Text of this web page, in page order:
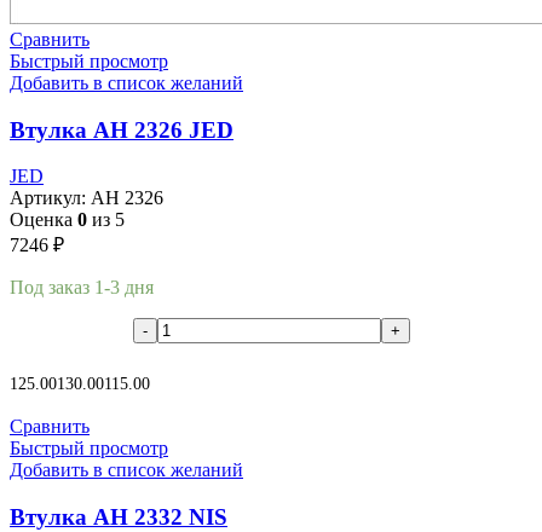
Сравнить
Быстрый просмотр
Добавить в список желаний
Втулка AH 2326 JED
JED
Артикул: AH 2326
Оценка 0 из 5
7246 ₽
Под заказ 1-3 дня
125.00130.00115.00
Сравнить
Быстрый просмотр
Добавить в список желаний
Втулка AH 2332 NIS